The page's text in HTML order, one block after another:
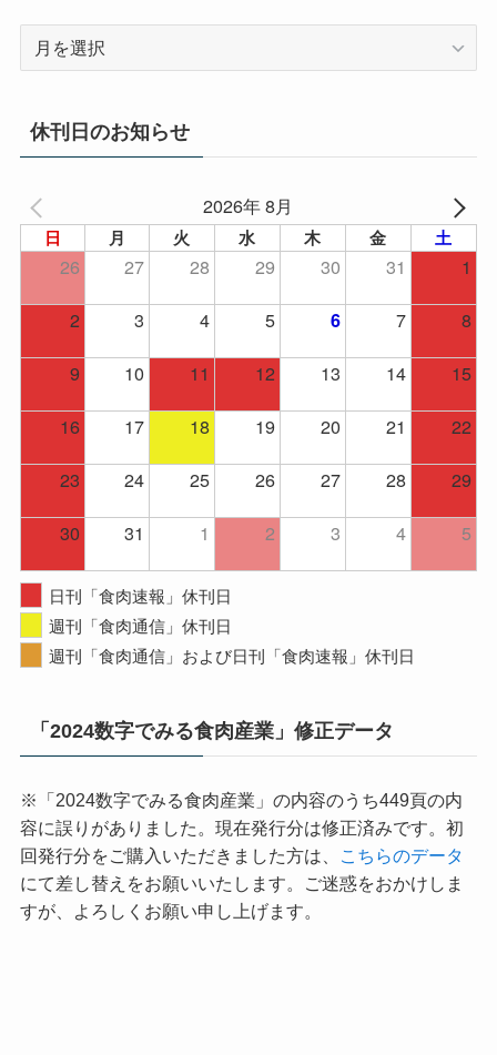
イ
ブ
休刊日のお知らせ
2026年 8月
日 月 火 水 木 金 土
26 27 28 29 30 31
1
2
3 4 5 6 7
8
9
10 11 12 13 14
15
16
17 18 19 20 21
22
23
24 25 26 27 28
29
30
31 1 2 3 4 5
日刊「食肉速報」休刊日
週刊「食肉通信」休刊日
週刊「食肉通信」および日刊「食肉速報」休刊日
「2024数字でみる食肉産業」修正データ
※「2024数字でみる食肉産業」の内容のうち449頁の内
容に誤りがありました。現在発行分は修正済みです。初
回発行分をご購入いただきました方は、
こちらのデータ
にて差し替えをお願いいたします。ご迷惑をおかけしま
すが、よろしくお願い申し上げます。